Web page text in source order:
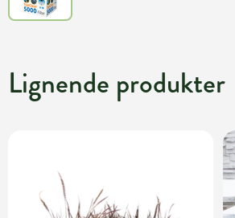
Lignende produkter